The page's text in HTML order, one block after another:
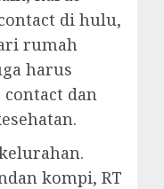
di hulu,
rumah
harus
dan
kompi, RT